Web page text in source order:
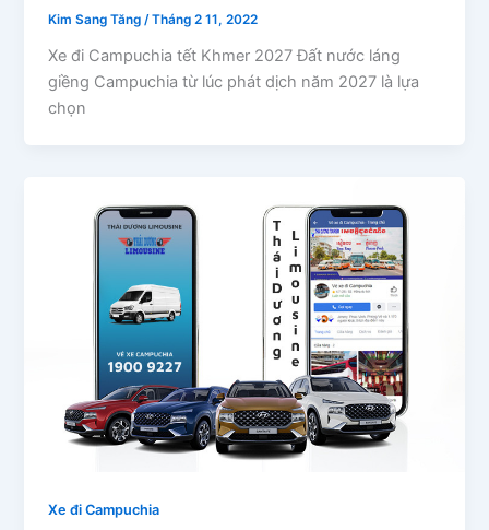
Kim Sang Tăng/Tháng 2 11, 2022
Xe đi Campuchia tết Khmer 2027 Đất nước láng
giềng Campuchia từ lúc phát dịch năm 2027 là lựa
chọn
Xe đi Campuchia